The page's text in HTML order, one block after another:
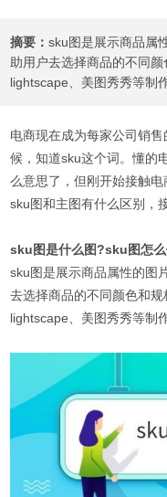
摘要：sku图是展示商品属
助用户去选择商品的不同颜
lightscape、美图秀秀等制
电商现在成为每家公司销
候，知道sku这个词。懂的
么意思了，但刚开始接触
sku图和主图有什么区别，
sku图是什么图?sku图怎
sku图是展示商品属性的图
去选择商品的不同颜色和规
lightscape、美图秀秀等制